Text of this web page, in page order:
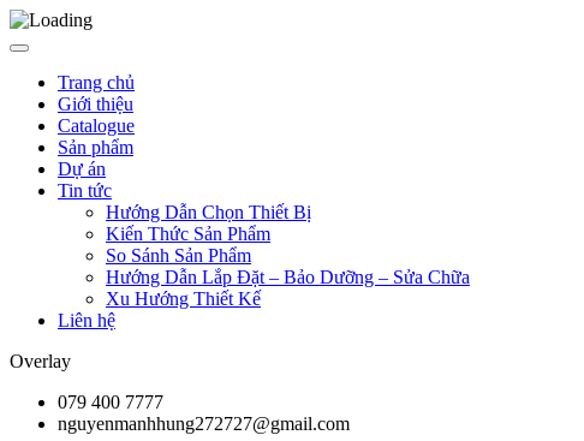
Trang chủ
Giới thiệu
Catalogue
Sản phẩm
Dự án
Tin tức
Hướng Dẫn Chọn Thiết Bị
Kiến Thức Sản Phẩm
So Sánh Sản Phẩm
Hướng Dẫn Lắp Đặt – Bảo Dưỡng – Sửa Chữa
Xu Hướng Thiết Kế
Liên hệ
Overlay
079 400 7777
nguyenmanhhung272727@gmail.com